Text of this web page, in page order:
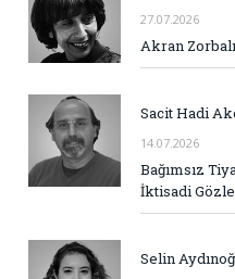
27.07.2026
Akran
Sacit Hadi
14.07.2026
Bağımsız
İktisadi
Selin